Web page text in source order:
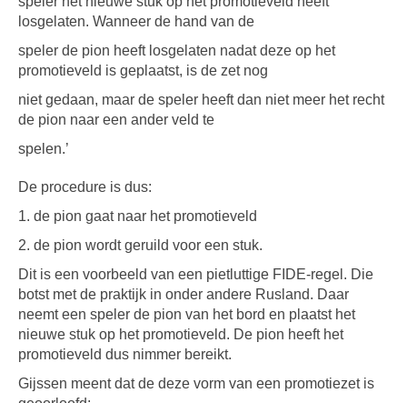
losgelaten. Wanneer de hand van de
speler de pion heeft losgelaten nadat deze op het
promotieveld is geplaatst, is de zet nog
niet gedaan, maar de speler heeft dan niet meer het recht
de pion naar een ander veld te
spelen.’
De procedure is dus:
1. de pion gaat naar het promotieveld
2. de pion wordt geruild voor een stuk.
Dit is een voorbeeld van een pietluttige FIDE-regel. Die
botst met de praktijk in onder andere Rusland. Daar
neemt een speler de pion van het bord en plaatst het
nieuwe stuk op het promotieveld. De pion heeft het
promotieveld dus nimmer bereikt.
Gijssen meent dat de deze vorm van een promotiezet is